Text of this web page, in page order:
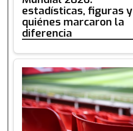
estadísticas, figuras y
quiénes marcaron la
diferencia